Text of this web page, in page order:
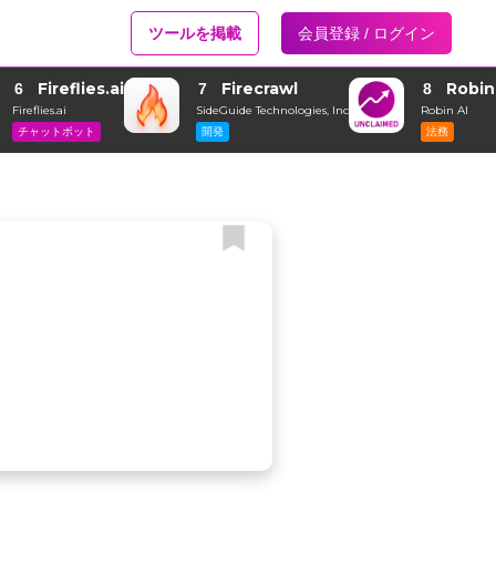
ツールを掲載 会員登録 / ログイン
6 Fireflies.ai
Fireflies.ai
チャットボット
7 Firecrawl
SideGuide Technologies, Inc
開発
8
Robin AI
法務